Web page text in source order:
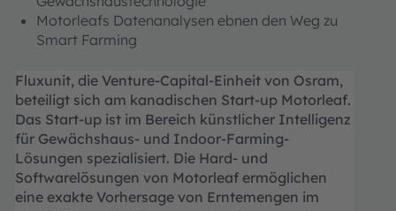
Motorleafs Datenanalysen ebnen den Weg zu
Smart Farming
Fluxunit, die Venture-Capital-Einheit von Osram,
beteiligt sich am kanadischen Start-up Motorleaf.
Das Start-up ist im Bereich künstlicher Intelligenz
für Gewächshaus- und Indoor-Farming-
Lösungen spezialisiert. Die Hard- und
Softwarelösungen von Motorleaf ermöglichen
eine exakte Vorhersage von Erntemengen im